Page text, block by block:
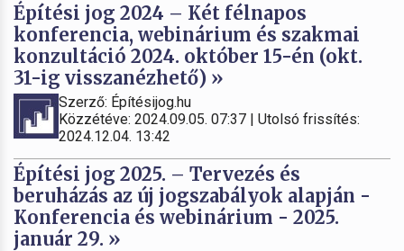
Építési jog 2024 – Két félnapos
konferencia, webinárium és szakmai
konzultáció 2024. október 15-én (okt.
31-ig visszanézhető) »
Szerző: Építésijog.hu
Közzétéve: 2024.09.05. 07:37 | Utolsó frissítés:
2024.12.04. 13:42
Építési jog 2025. – Tervezés és
beruházás az új jogszabályok alapján -
Konferencia és webinárium - 2025.
január 29. »